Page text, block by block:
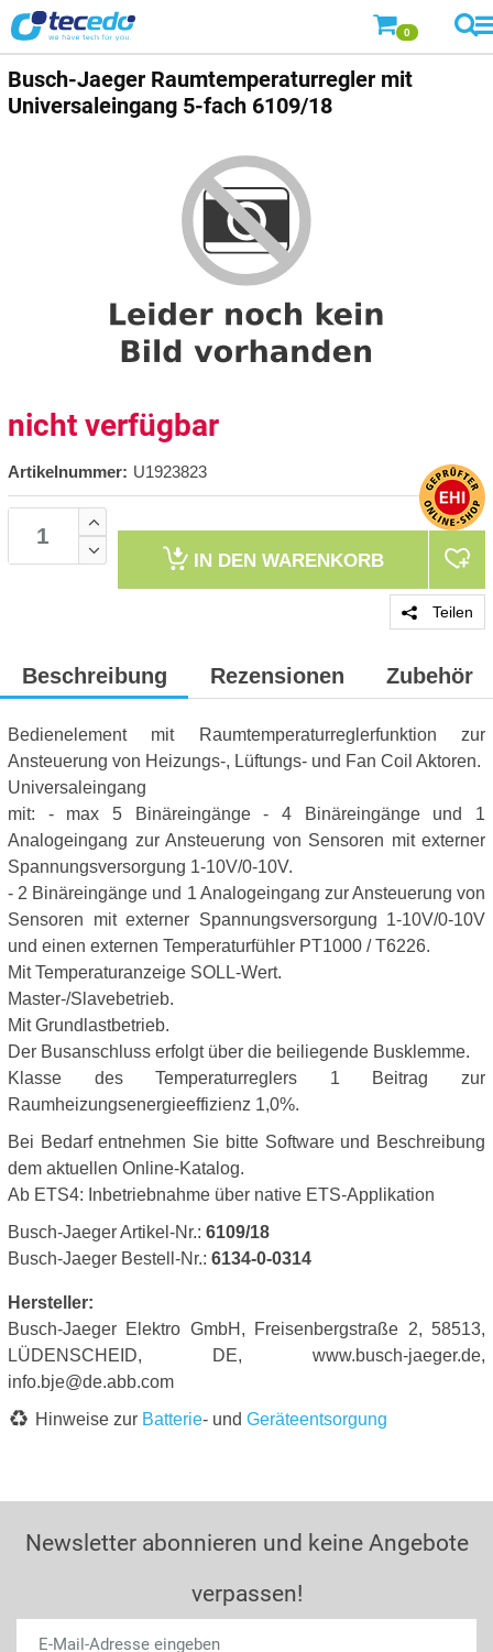
0
Busch-Jaeger Raumtemperaturregler mit
Universaleingang 5-fach 6109/18
nicht verfügbar
Artikelnummer: U1923823
IN DEN WARENKORB
Teilen
Beschreibung Rezensionen Zubehör
Bedienelement mit Raumtemperaturreglerfunktion zur
Ansteuerung von Heizungs-, Lüftungs- und Fan Coil Aktoren.
Universaleingang
mit: - max 5 Binäreingänge - 4 Binäreingänge und 1
Analogeingang zur Ansteuerung von Sensoren mit externer
Spannungsversorgung 1-10V/0-10V.
- 2 Binäreingänge und 1 Analogeingang zur Ansteuerung von
Sensoren mit externer Spannungsversorgung 1-10V/0-10V
und einen externen Temperaturfühler PT1000 / T6226.
Mit Temperaturanzeige SOLL-Wert.
Master-/Slavebetrieb.
Mit Grundlastbetrieb.
Der Busanschluss erfolgt über die beiliegende Busklemme.
Klasse des Temperaturreglers 1 Beitrag zur
Raumheizungsenergieeffizienz 1,0%.
Bei Bedarf entnehmen Sie bitte Software und Beschreibung
dem aktuellen Online-Katalog.
Ab ETS4: Inbetriebnahme über native ETS-Applikation
Busch-Jaeger Artikel-Nr.: 6109/18
Busch-Jaeger Bestell-Nr.: 6134-0-0314
Hersteller:
Busch-Jaeger Elektro GmbH, Freisenbergstraße 2, 58513,
LÜDENSCHEID, DE, www.busch-jaeger.de,
info.bje@de.abb.com
Hinweise zur Batterie- und Geräteentsorgung
Newsletter abonnieren und keine Angebote
verpassen!